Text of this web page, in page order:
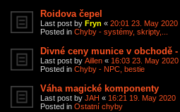
Roidova čepel
Last post by Fryn « 20:01 23. May 2020
Posted in Chyby - systémy, skripty,...
Divné ceny munice v obchodě
Last post by Aillen « 16:03 23. May 2020
Posted in Chyby - NPC, bestie
Váha magické komponenty
Last post by JAH « 16:21 19. May 2020
Posted in Ostatní chyby